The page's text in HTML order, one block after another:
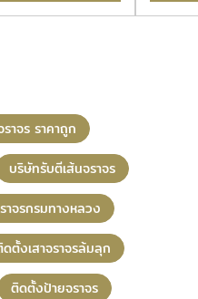
าจร ราคาถูก
บริษัทรับตีเส้นจราจร
าจรกรมทางหลวง
ตั้งเสาจราจรล้มลุก
ติดตั้งป้ายจราจร